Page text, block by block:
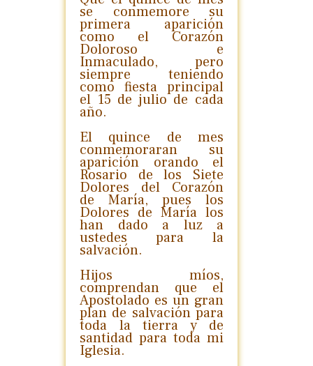
se conmemore su
primera aparición
como el Corazón
Doloroso e
Inmaculado, pero
siempre teniendo
como fiesta principal
el 15 de julio de cada
año.
El quince de mes
conmemoraran su
aparición orando el
Rosario de los Siete
Dolores del Corazón
de María, pues los
Dolores de María los
han dado a luz a
ustedes para la
salvación.
Hijos míos,
comprendan que el
Apostolado es un gran
plan de salvación para
toda la tierra y de
santidad para toda mi
Iglesia.